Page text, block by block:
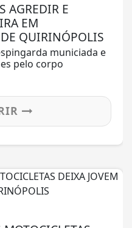
AGREDIR E
EM
QUIRINÓPOLIS
municiada e
pelo corpo